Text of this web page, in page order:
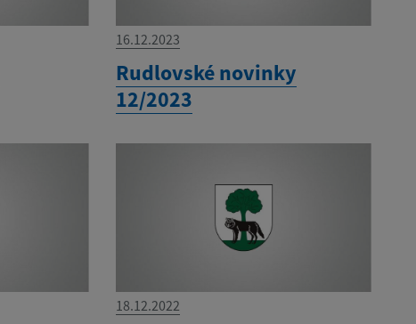
16.12.2023
Rudlovské novinky
12/2023
18.12.2022